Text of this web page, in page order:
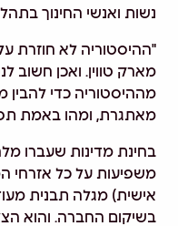
נשות ואנשי החינוך
"ההיסטוריה לא חוזרת
מארק טווין. ואכן חשוב
מההיסטוריה כדי
מאתגרת, ומהו באמת
בחינת מדינות שעברו
משפיעות על כל אזרחי
אישית) מגלה תבנית
בשיקום החברה. והוא